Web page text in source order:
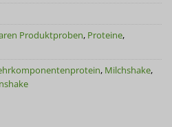
Produktproben, Proteine,
, Milchshake,